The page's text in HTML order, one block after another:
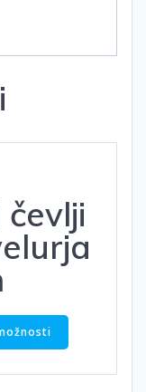
Ta
izdelek